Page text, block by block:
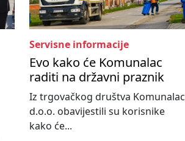
Servisne informacije
Evo kako će Komunalac
raditi na državni praznik
Iz trgovačkog društva Komunalac
d.o.o. obavijestili su korisnike
kako će...